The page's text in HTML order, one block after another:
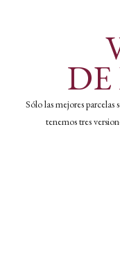
DE
Sólo las mejores
tenemos tres